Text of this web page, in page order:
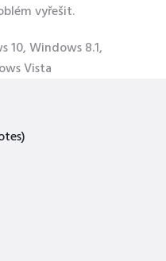
vyřešit.
10, Windows 8.1,
Vista